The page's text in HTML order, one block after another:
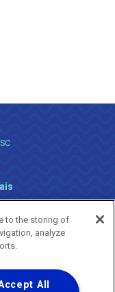
to the storing of
analyze
All